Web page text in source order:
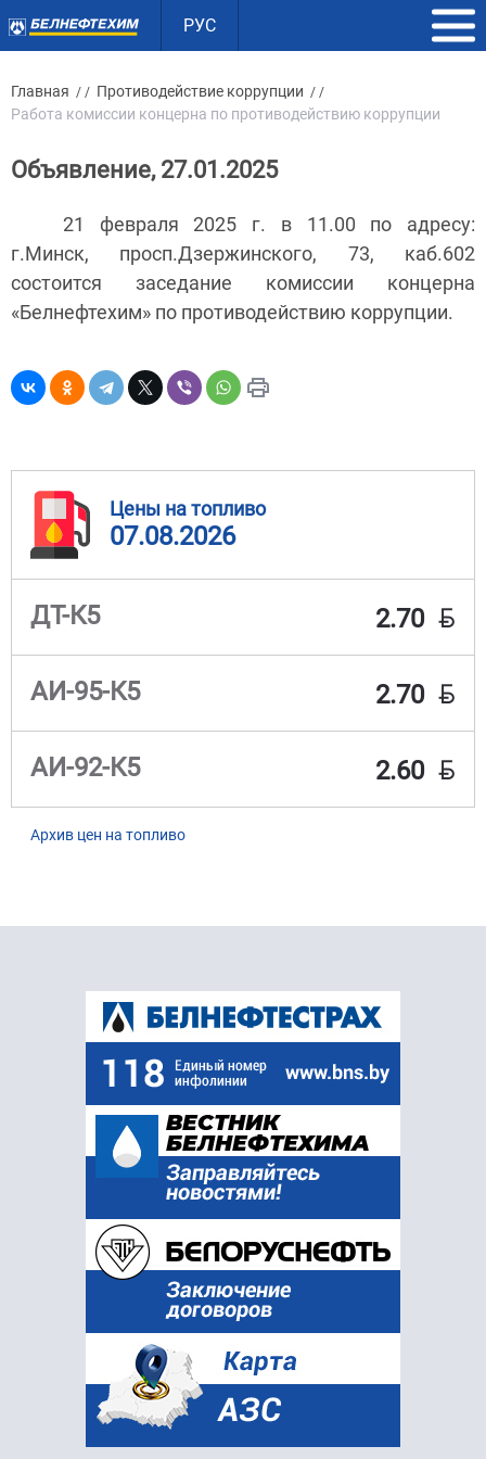
РУС
Главная / / Противодействие коррупции / /
Работа комиссии концерна по противодействию коррупции
Объявление, 27.01.2025
21 февраля 2025 г. в 11.00 по адресу:
г.Минск, просп.Дзержинского, 73, каб.602
состоится заседание комиссии концерна
«Белнефтехим» по противодействию коррупции.
Цены на топливо
07.08.2026
ДТ-К5 2.70 BYN
АИ-95-К5 2.70 BYN
АИ-92-К5 2.60 BYN
Архив цен на топливо